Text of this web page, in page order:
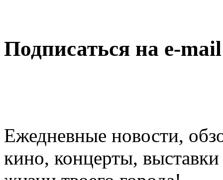
Подписаться на e-
Ежедневные новости,
кино, концерты,